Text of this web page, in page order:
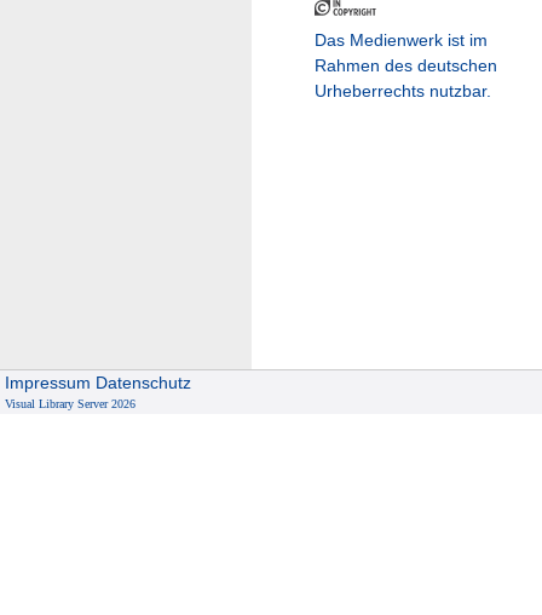
Das Medienwerk ist im
Rahmen des deutschen
Urheberrechts nutzbar.
Impressum Datenschutz
Visual Library Server 2026